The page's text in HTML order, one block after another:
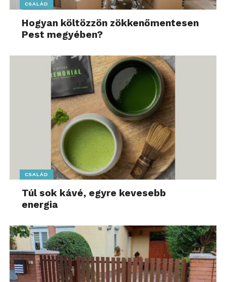
CSALÁD
Hogyan költözzön zökkenőmentesen
Pest megyében?
CSALÁD
Túl sok kávé, egyre kevesebb
energia